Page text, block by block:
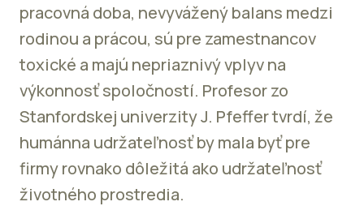
pracovná doba, nevyvážený balans medzi
rodinou a prácou, sú pre zamestnancov
toxické a majú nepriaznivý vplyv na
výkonnosť spoločností. Profesor zo
Stanfordskej univerzity J. Pfeffer tvrdí, že
humánna udržateľnosť by mala byť pre
firmy rovnako dôležitá ako udržateľnosť
životného prostredia.